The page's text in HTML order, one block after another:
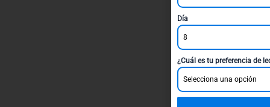
Día
8
¿Cuál es tu preferencia de
Selecciona una opción